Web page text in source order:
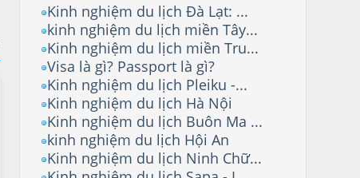
Kinh nghiệm du lịch Đà Lạt: ...
kinh nghiệm du lịch miền Tây...
Kinh nghiệm du lịch miền Tru...
Visa là gì? Passport là gì?
Kinh nghiệm du lịch Pleiku -...
Kinh nghiệm du lịch Hà Nội
Kinh nghiệm du lịch Buôn Ma ...
kinh nghiệm du lịch Hội An
Kinh nghiệm du lịch Ninh Chữ...